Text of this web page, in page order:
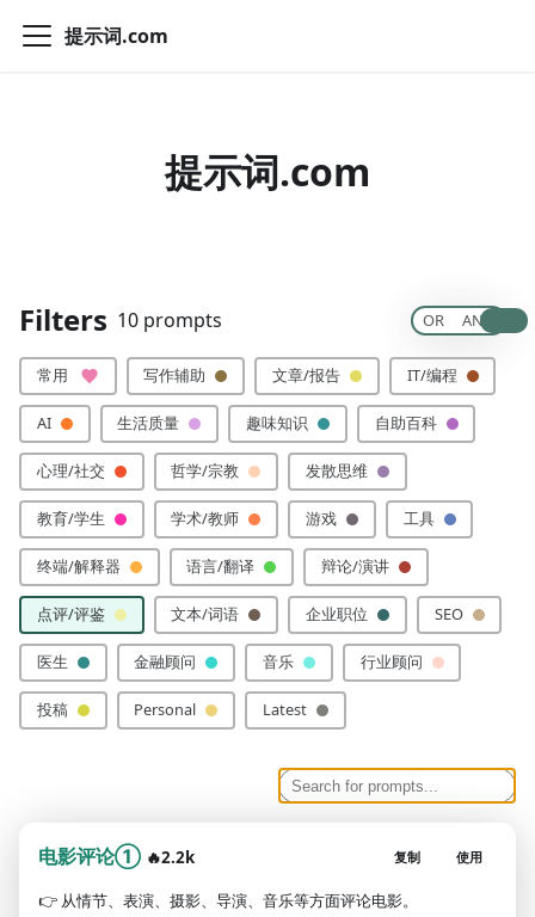
提示词.com
提示词.com
Filters 10 prompts OR AND
常用 写作辅助 文章/报告 IT/编程
AI 生活质量 趣味知识 自助百科
心理/社交 哲学/宗教 发散思维
教育/学生 学术/教师 游戏 工具
终端/解释器 语言/翻译 辩论/演讲
点评/评鉴 文本/词语 企业职位 SEO
医生 金融顾问 音乐 行业顾问
投稿 Personal Latest
电影评论① 🔥2.2k 复制 使用
👉 从情节、表演、摄影、导演、音乐等方面评论电影。